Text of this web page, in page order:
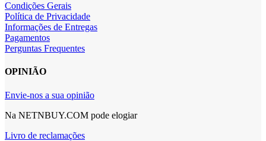
Condições Gerais
Política de Privacidade
Informações de Entregas
Pagamentos
Perguntas Frequentes
OPINIÃO
Envie-nos a sua opinião
Na NETNBUY.COM pode elogiar
Livro de reclamações